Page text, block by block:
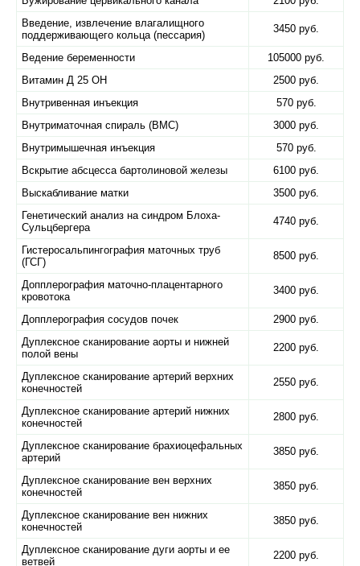
Введение, извлечение влагалищного
поддерживающего кольца (пессария)
3450 руб.
Ведение беременности
105000 руб.
Витамин Д 25 ОН
2500 руб.
Внутривенная инъекция
570 руб.
Внутриматочная спираль (ВМС)
3000 руб.
Внутримышечная инъекция
570 руб.
Вскрытие абсцесса бартолиновой железы
6100 руб.
Выскабливание матки
3500 руб.
Генетический анализ на синдром Блоха-
Сульцбергера
4740 руб.
Гистеросальпингография маточных труб
(ГСГ)
8500 руб.
Допплерография маточно-плацентарного
кровотока
3400 руб.
Допплерография сосудов почек
2900 руб.
Дуплексное сканирование аорты и нижней
полой вены
2200 руб.
Дуплексное сканирование артерий верхних
конечностей
2550 руб.
Дуплексное сканирование артерий нижних
конечностей
2800 руб.
Дуплексное сканирование брахиоцефальных
артерий
3850 руб.
Дуплексное сканирование вен верхних
конечностей
3850 руб.
Дуплексное сканирование вен нижних
конечностей
3850 руб.
Дуплексное сканирование дуги аорты и ее
ветвей
2200 руб.